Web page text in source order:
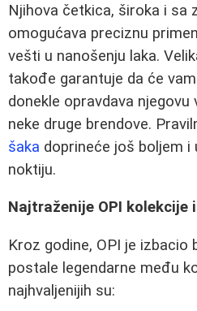
Njihova četkica, široka i sa
omogućava preciznu
vešti u nanošenju laka.
takođe garantuje da će
donekle opravdava njegovu
neke druge brendove.
šaka doprineće još boljem i
noktiju.
Najtraženije OPI kolekcije
Kroz godine, OPI je izbacio
postale legendarne među
najhvaljenijih su: